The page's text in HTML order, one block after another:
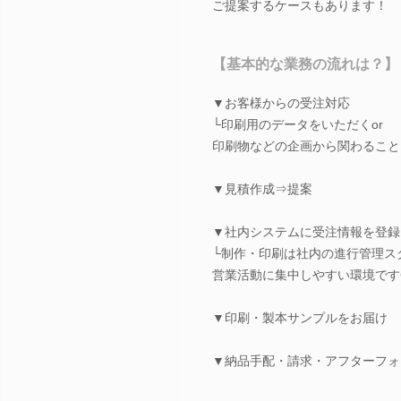
ご提案するケースもあります！
【基本的な業務の流れは？】
▼お客様からの受注対応
└印刷用のデータをいただくor
印刷物などの企画から関わるこ
▼見積作成⇒提案
▼社内システムに受注情報を登録
└制作・印刷は社内の進行管理ス
営業活動に集中しやすい環境で
▼印刷・製本サンプルをお届け
▼納品手配・請求・アフターフ